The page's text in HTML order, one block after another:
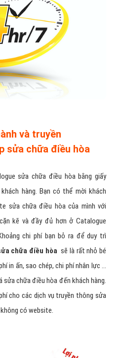
và truyền
sửa chữa điều hòa
sửa chữa điều hòa bằng giấy
hàng. Bạn có thể mời khách
sửa chữa điều hòa của mình với
kẽ và đầy đủ hơn ở Catalogue
chi phí bạn bỏ ra để duy trì
chữa điều hòa sẽ là rất nhỏ bé
in ấn, sao chép, chi phí nhân lực ...
sửa chữa điều hòa đến khách hàng.
cho các dịch vụ truyền thông sửa
có website.